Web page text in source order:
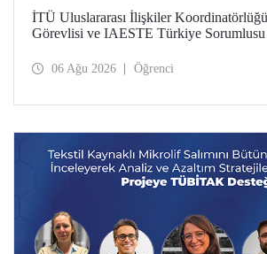
İTÜ Uluslararası İlişkiler
Görevlisi ve IAESTE Türkiye
Temmuz tarihlerinde ABD’de dünyanın
06 Ağu 2026 Öğrenci